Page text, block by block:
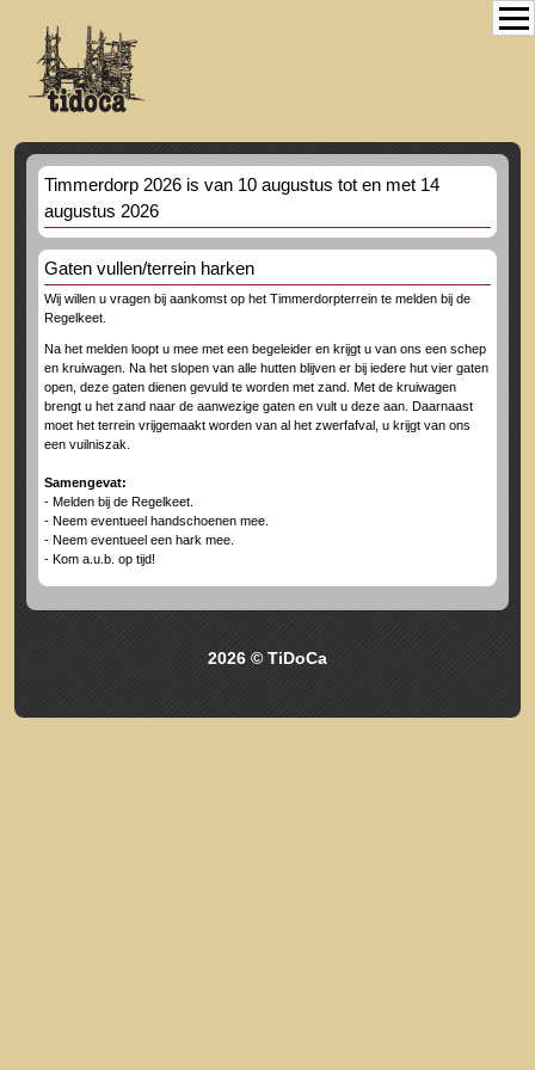
Timmerdorp 2026 is van 10 augustus tot en met 14
augustus 2026
Gaten vullen/terrein harken
Wij willen u vragen bij aankomst op het Timmerdorpterrein te melden bij de
Regelkeet.
Na het melden loopt u mee met een begeleider en krijgt u van ons een schep
en kruiwagen. Na het slopen van alle hutten blijven er bij iedere hut vier gaten
open, deze gaten dienen gevuld te worden met zand. Met de kruiwagen
brengt u het zand naar de aanwezige gaten en vult u deze aan. Daarnaast
moet het terrein vrijgemaakt worden van al het zwerfafval, u krijgt van ons
een vuilniszak.
Samengevat:
- Melden bij de Regelkeet.
- Neem eventueel handschoenen mee.
- Neem eventueel een hark mee.
- Kom a.u.b. op tijd!
2026 © TiDoCa